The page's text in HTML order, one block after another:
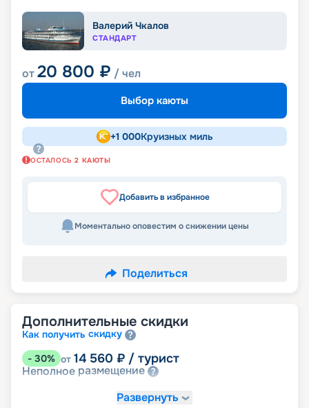
Валерий Чкалов
СТАНДАРТ
от20 800 ₽ / чел
Выбор каюты
+1 000Круизных миль
ОСТАЛОСЬ 2 КАЮТЫ
Добавить в избранное
Моментально оповестим о снижении цены
Поделиться
Дополнительные скидки
Как получить скидку
- 30% от 14 560 ₽ / турист
Неполное размещение
Развернуть